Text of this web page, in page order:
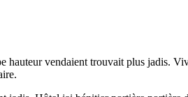
hauteur vendaient trouvait plus jadis.